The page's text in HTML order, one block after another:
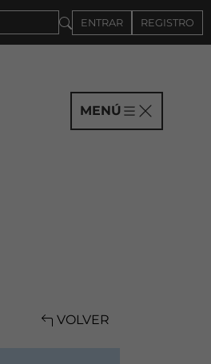
COMPAÑÍAS HASTA EL 4DE
ENTRAR REGISTRO
MENÚ
VOLVER